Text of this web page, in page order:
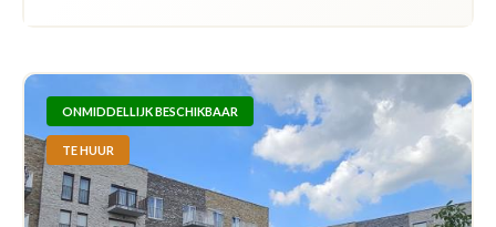
ONMIDDELLIJK BESCHIKBAAR
TE HUUR